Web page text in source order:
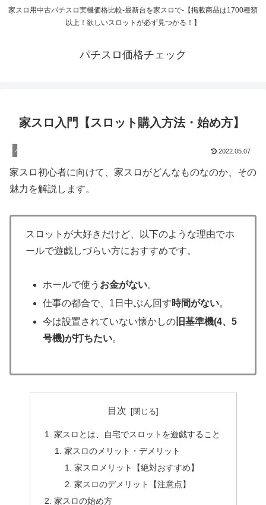
家スロ用中古パチスロ実機価格比較-最新台を家スロで-【掲載商品は1700種類
以上！欲しいスロットが必ず見つかる！】
パチスロ価格チェック
家スロ入門【スロット購入方法・始め方】
パチスロ 2022.05.07
家スロ初心者に向けて、家スロがどんなものなのか、その
魅力を解説します。
スロットが大好きだけど、以下のような理由でホ
ールで遊戯しづらい方におすすめです。
ホールで使う お金がない。
仕事の都合で、1日中ぶん回す時間がない。
今は設置されていない懐かしの 旧基準機(4、5
号機)が打ちたい。
目次
家スロとは、自宅でスロットを遊戯すること
家スロのメリット・デメリット
家スロメリット【絶対おすすめ】
家スロのデメリット【注意点】
家スロの始め方